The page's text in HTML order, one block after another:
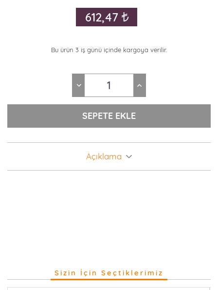
612,47
Bu ürün 3 iş günü içinde kargoya verilir.
Açıklama
Sizin İçin Seçtiklerimiz